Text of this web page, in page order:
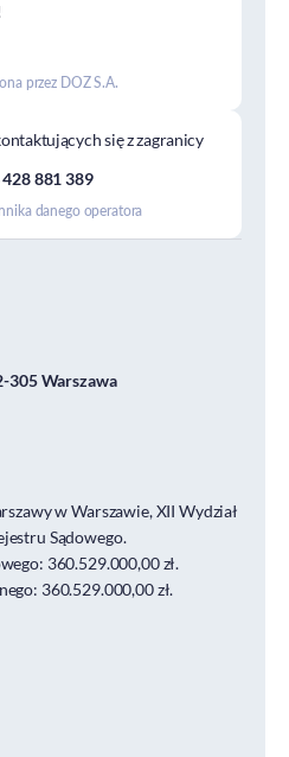
przez DOZ S.A.
się z zagranicy
428 881 389
danego operatora
305 Warszawa
w Warszawie, XII Wydział
Sądowego.
360.529.000,00 zł.
360.529.000,00 zł.